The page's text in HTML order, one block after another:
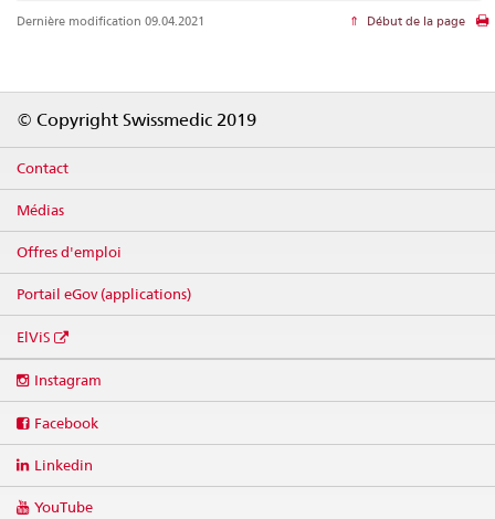
Dernière modification 09.04.2021 Début de la page
© Copyright Swissmedic 2019
Contact
Médias
Offres d'emploi
Portail eGov (applications)
ElViS
media
Instagram
Facebook
Linkedin
YouTube